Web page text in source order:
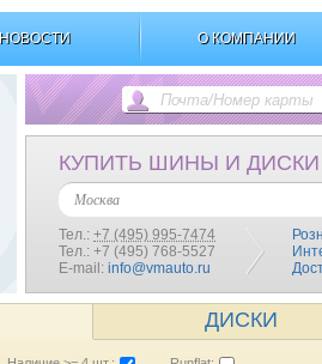
НОВОСТИ О КОМПАНИИ
КУПИТЬ ШИНЫ И ДИСКИ
Москва
Тел.: +7 (495) 995-7474
Тел.: +7 (495) 768-5527
E-mail: info@vmauto.ru
ДИСКИ